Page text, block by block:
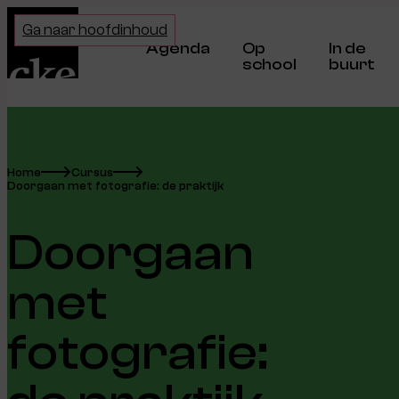
Ga naar hoofdinhoud
Home
Agenda
Op
school
In de
buurt
Home
Cursus
Doorgaan met fotografie: de praktijk
Doorgaan
met
fotografie: